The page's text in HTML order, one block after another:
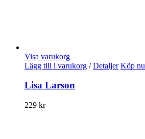
Visa varukorg
Lägg till i varukorg / Detaljer Köp nu
Lisa Larson
229 kr